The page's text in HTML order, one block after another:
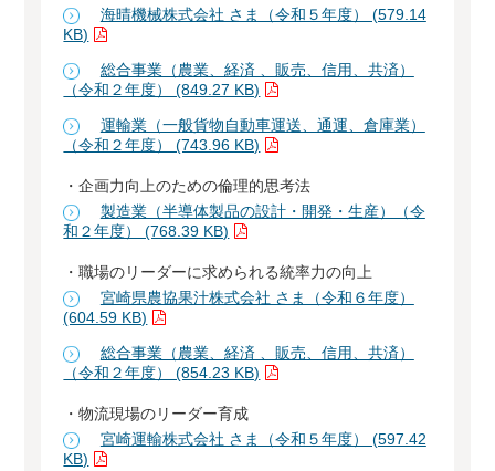
海晴機械株式会社 さま（令和５年度） (579.14
KB)
総合事業（農業、経済 、販売、信用、共済）
（令和２年度） (849.27 KB)
運輸業（一般貨物自動車運送、通運、倉庫業）
（令和２年度） (743.96 KB)
・企画力向上のための倫理的思考法
製造業（半導体製品の設計・開発・生産）（令
和２年度） (768.39 KB)
・職場のリーダーに求められる統率力の向上
宮崎県農協果汁株式会社 さま（令和６年度）
(604.59 KB)
総合事業（農業、経済 、販売、信用、共済）
（令和２年度） (854.23 KB)
・物流現場のリーダー育成
宮崎運輸株式会社 さま（令和５年度） (597.42
KB)